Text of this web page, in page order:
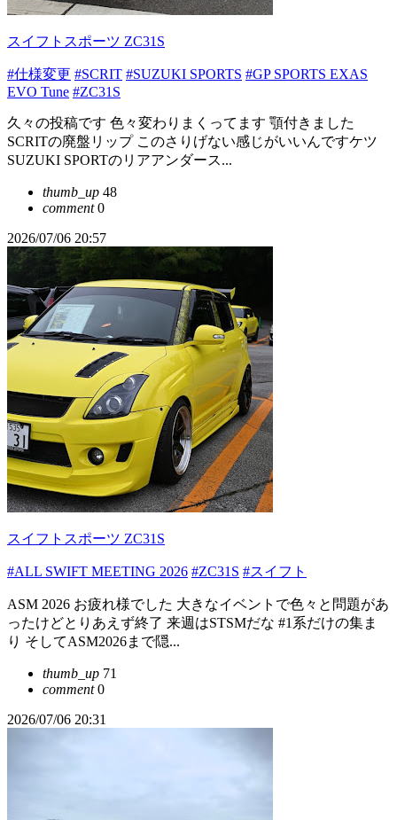
スイフトスポーツ ZC31S
#仕様変更 #SCRIT #SUZUKI SPORTS #GP SPORTS EXAS
EVO Tune #ZC31S
久々の投稿です 色々変わりまくってます 顎付きました
SCRITの廃盤リップ このさりげない感じがいいんですケツ
SUZUKI SPORTのリアアンダース...
thumb_up 48
comment0
2026/07/06 20:57
スイフトスポーツ ZC31S
#ALL SWIFT MEETING 2026 #ZC31S #スイフト
ASM 2026 お疲れ様でした 大きなイベントで色々と問題があ
ったけどとりあえず終了 来週はSTSMだな #1系だけの集ま
り そしてASM2026まで隠...
thumb_up 71
comment0
2026/07/06 20:31